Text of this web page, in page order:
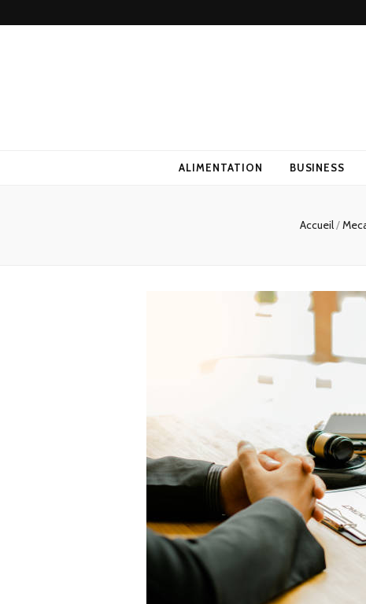
ALIMENTATION BUSINESS
Accueil/